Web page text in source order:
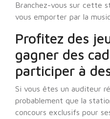
Branchez-vous sur cette
vous emporter par la
Profitez des
gagner des
participer à
Si vous êtes un auditeur
probablement que la
concours exclusifs pour